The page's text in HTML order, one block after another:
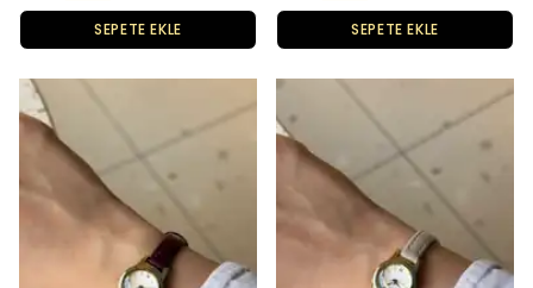
SEPETE EKLE SEPETE EKLE